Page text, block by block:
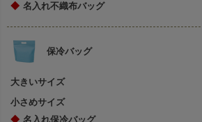
◆ 名入れ不織布バッグ
保冷バッグ
大きいサイズ
小さめサイズ
◆ 名入れ保冷バッグ